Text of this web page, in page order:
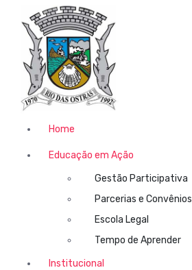
Home
Educação em Ação
Gestão Participativa
Parcerias e Convênios
Escola Legal
Tempo de Aprender
Institucional